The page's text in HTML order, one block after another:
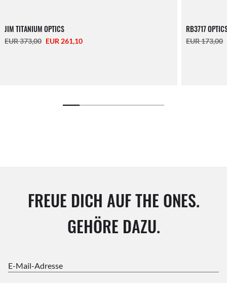
JIM TITANIUM OPTICS
EUR 373,00 EUR 261,10
RB3717
EUR 173,00
FREUE DICH AUF THE ONES.
GEHÖRE DAZU.
E-Mail-Adresse